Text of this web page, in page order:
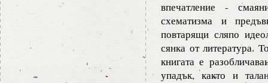
впечатление -
схематизма и
повтарящи сляпо
сянка от литература.
книгата е
упадък, както и